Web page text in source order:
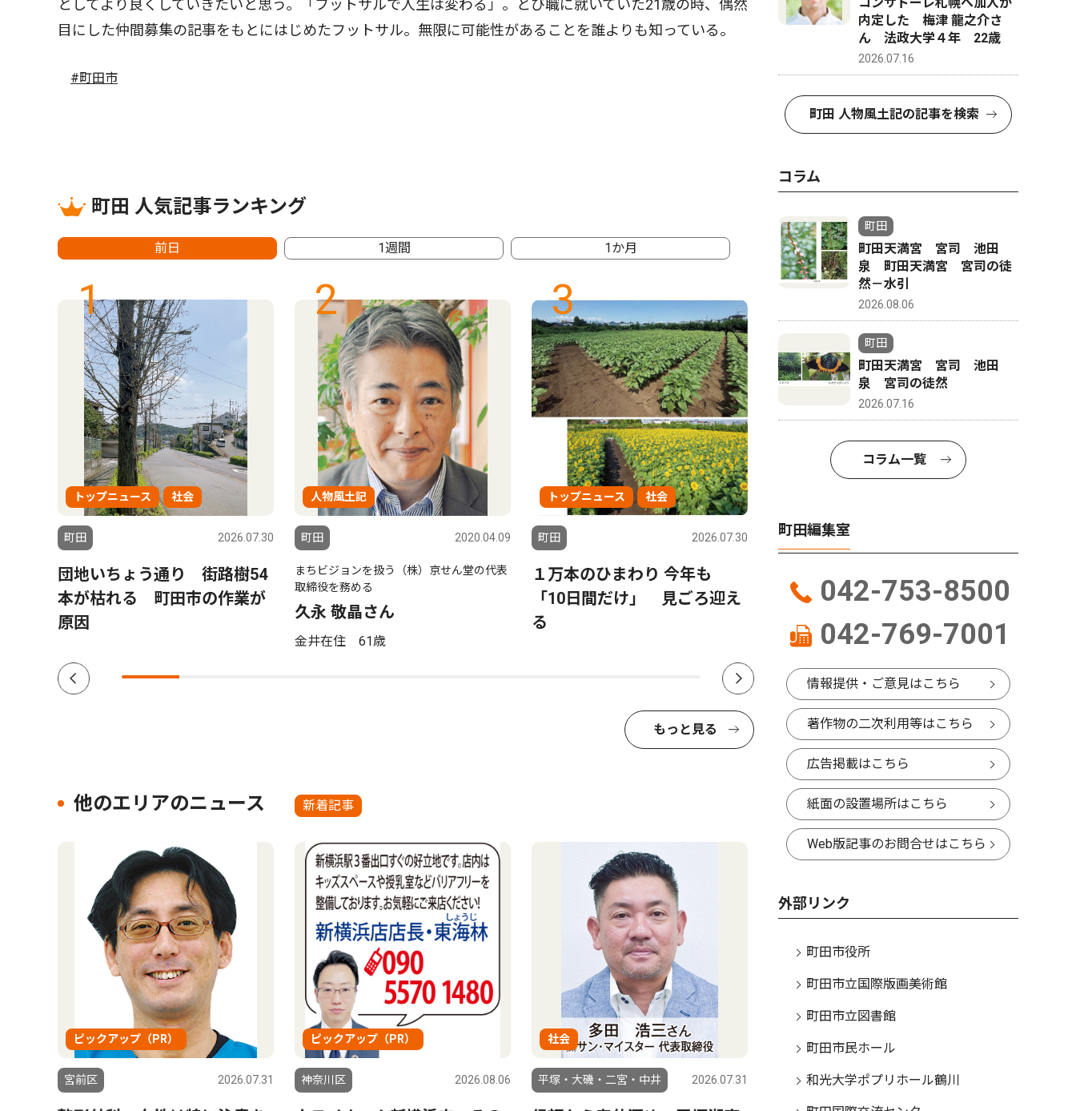
としてより良くしていきたいと思う。「フットサルで人生は変わる」。とび職に就いていた21歳の時、偶然
目にした仲間募集の記事をもとにはじめたフットサル。無限に可能性があることを誰よりも知っている。
#町田市
町田 人気記事ランキング
前日 1週間 1か月
1
トップニュース 社会
町田 2026.07.30
団地いちょう通り 街路樹54
本が枯れる 町田市の作業が
原因
2
人物風土記
町田 2020.04.09
まちビジョンを扱う（株）京せん堂の代表
取締役を務める
久永 敬晶さん
金井在住 61歳
3
トップニュース 社会
町田 2026.07.30
１万本のひまわり 今年も
「10日間だけ」 見ごろ迎え
る
町田
醸成に期待の声
全試合を
もっと見る
他のエリアのニュース 新着記事
ピックアップ（PR）
宮前区 2026.07.31
ピックアップ（PR）
神奈川区 2026.08.06
社会
平塚・大磯・二宮・中井 2026.07.31
内定した 梅津 龍之介さ
ん 法政大学４年 22歳
2026.07.16
町田 人物風土記の記事を検索
コラム
町田
町田天満宮 宮司 池田
泉 町田天満宮 宮司の徒
然－水引
2026.08.06
町田
町田天満宮 宮司 池田
泉 宮司の徒然
2026.07.16
コラム一覧
町田編集室
042-753-8500
042-769-7001
情報提供・ご意見はこちら
著作物の二次利用等はこちら
広告掲載はこちら
紙面の設置場所はこちら
Web版記事のお問合せはこちら
外部リンク
町田市役所
町田市立国際版画美術館
町田市立図書館
町田市民ホール
和光大学ポプリホール鶴川